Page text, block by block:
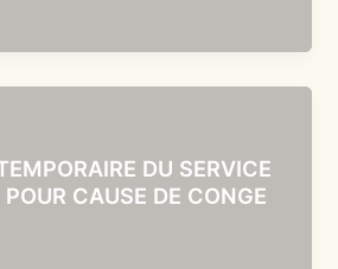
DU SERVICE
CAUSE DE CONGE